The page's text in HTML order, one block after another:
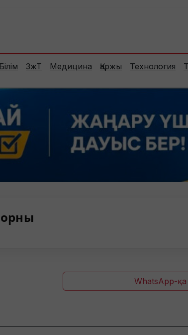
Білім ЗжТ Медицина Қаржы Технология
WhatsApp-